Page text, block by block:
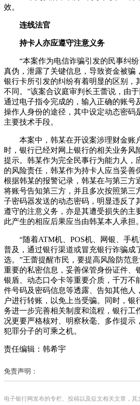
效。
连线法官
持卡人亦应遵守注意义务
“本案作为电信诈骗引发的民事纠纷
真伪，泄露了关键信息，导致资金被骗
银行卡所引发的纠纷有着明显的区别，
不同。”该案合议庭审判长王蕾说，由
通过电子指令完成的，输入正确的账号
操作人身份的途径，其中设定动态密码
主要技术手段。
本案中，韩某在开设案涉理财金账
时，银行已经对网上银行的相关业务风
提示。韩某作为完全民事行为能力人，
的风险责任，韩某作为持卡人应当妥善
根据韩某的报警记录，韩某在与第三方
将账号告知第三方，并且多次按照第三
子密码器发送的动态密码，明显违反了
遵守的注意义务，亦是其遭受损失的主
此产生的相应后果应当由韩某本人承担。
“随着ATM机、POS机、网银、手机
普及，通过银行渠道或冒充银行诈骗成
选。”王蕾提醒市民，要提高风险防范
重要的私密信息，妥善保管身份证件、
银盾、动态口令卡等重要介质，千万不
件号码及密码信息等透露、告知其他人
户进行转账，以免上当受骗。同时，银
务进一步完善相关制度和流程，银行工
况更要严格核对、明察秋毫、多作提示
犯罪分子的可乘之机。
责任编辑：韩希宇
免责声明：
电子银行网发布的专栏、投稿以及征文相关文章，其